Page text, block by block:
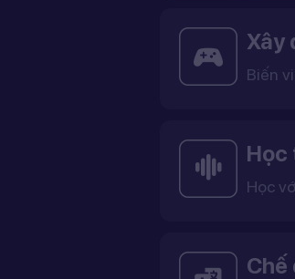
Xây
Biến
Học
Học
Chế